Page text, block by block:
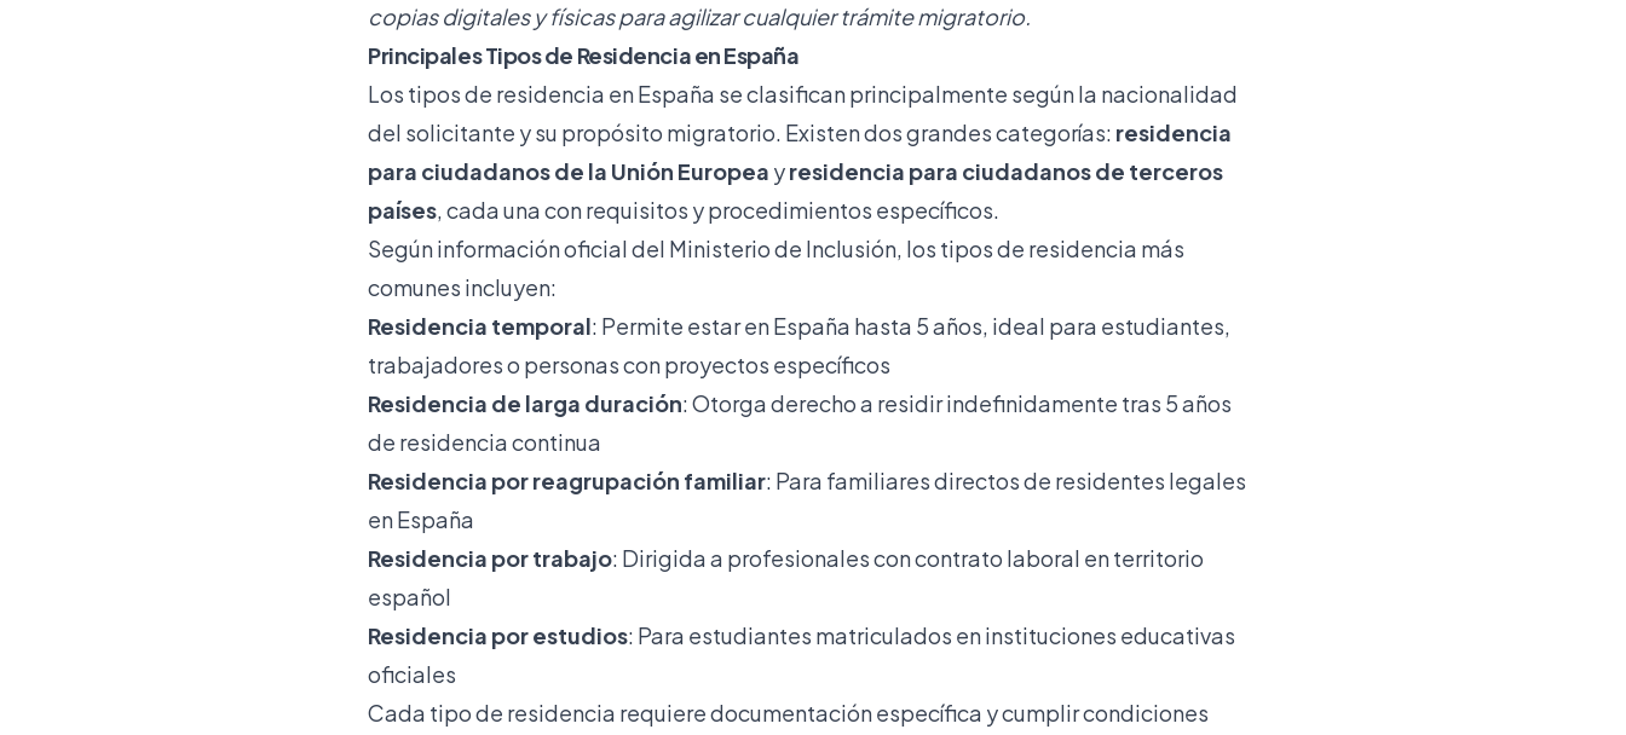
copias digitales y físicas para agilizar cualquier trámite migratorio.
Principales Tipos de Residencia en España
Los tipos de residencia en España se clasifican principalmente según la nacionalidad
del solicitante y su propósito migratorio. Existen dos grandes categorías: residencia
para ciudadanos de la Unión Europea yresidencia para ciudadanos de terceros
países , cada una con requisitos y procedimientos específicos.
Segúninformación oficial del Ministerio de Inclusión , los tipos de residencia más
comunes incluyen:
Residencia temporal: Permite estar en España hasta 5 años, ideal para estudiantes,
trabajadores o personas con proyectos específicos
Residencia de larga duración: Otorga derecho a residir indefinidamente tras 5 años
de residencia continua
Residencia por reagrupación familiar: Para familiares directos de residentes legales
en España
Residencia por trabajo: Dirigida a profesionales con contrato laboral en territorio
español
Residencia por estudios: Para estudiantes matriculados en instituciones educativas
oficiales
Cada tipo de residencia requiere documentación específica y cumplir condiciones